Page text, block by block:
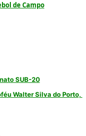
de Campo
SUB-20
Walter Silva do Porto,